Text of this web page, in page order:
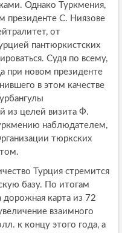
Однако Туркмения,
президенте С. Ниязове
от
пантюркистских
Судя по всему,
при новом президенте
в этом качестве
из целей визита Ф.
наблюдателем,
тюркских
Турция стремится
базу. По итогам
дорожная карта из 72
взаимного
к концу этого года, а